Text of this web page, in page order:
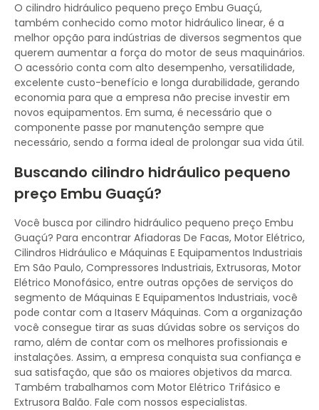
O cilindro hidráulico pequeno preço Embu Guaçú,
também conhecido como motor hidráulico linear, é a
melhor opção para indústrias de diversos segmentos que
querem aumentar a força do motor de seus maquinários.
O acessório conta com alto desempenho, versatilidade,
excelente custo-benefício e longa durabilidade, gerando
economia para que a empresa não precise investir em
novos equipamentos. Em suma, é necessário que o
componente passe por manutenção sempre que
necessário, sendo a forma ideal de prolongar sua vida útil.
Buscando cilindro hidráulico pequeno
preço Embu Guaçú?
Você busca por cilindro hidráulico pequeno preço Embu
Guaçú? Para encontrar Afiadoras De Facas, Motor Elétrico,
Cilindros Hidráulico e Máquinas E Equipamentos Industriais
Em São Paulo, Compressores Industriais, Extrusoras, Motor
Elétrico Monofásico, entre outras opções de serviços do
segmento de Máquinas E Equipamentos Industriais, você
pode contar com a Itaserv Máquinas. Com a organização
você consegue tirar as suas dúvidas sobre os serviços do
ramo, além de contar com os melhores profissionais e
instalações. Assim, a empresa conquista sua confiança e
sua satisfação, que são os maiores objetivos da marca.
Também trabalhamos com Motor Elétrico Trifásico e
Extrusora Balão. Fale com nossos especialistas.